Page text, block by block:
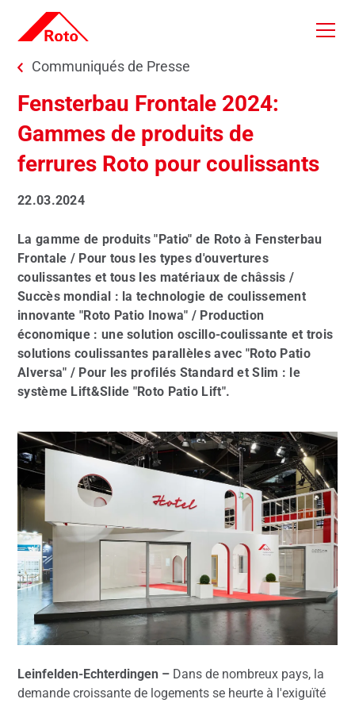
Skip to main content
You are here:
Communiqués de Presse
Fensterbau Frontale 2024:
Gammes de produits de
ferrures Roto pour coulissants
22.03.2024
La gamme de produits "Patio" de Roto à Fensterbau
Frontale / Pour tous les types d'ouvertures
coulissantes et tous les matériaux de châssis /
Succès mondial : la technologie de coulissement
innovante "Roto Patio Inowa" / Production
économique : une solution oscillo-coulissante et trois
solutions coulissantes parallèles avec "Roto Patio
Alversa" / Pour les profilés Standard et Slim : le
système Lift&Slide "Roto Patio Lift".
Leinfelden-Echterdingen – Dans de nombreux pays, la
demande croissante de logements se heurte à l'exiguïté